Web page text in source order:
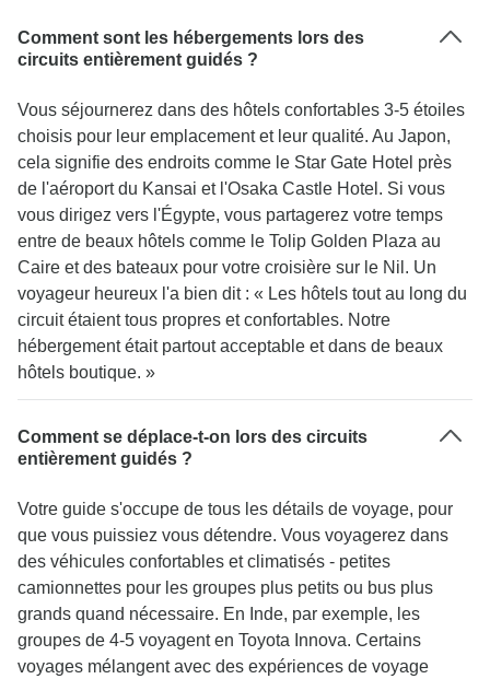
Comment sont les hébergements lors des
circuits entièrement guidés ?
Vous séjournerez dans des hôtels confortables 3-5 étoiles
choisis pour leur emplacement et leur qualité. Au Japon,
cela signifie des endroits comme le Star Gate Hotel près
de l'aéroport du Kansai et l'Osaka Castle Hotel. Si vous
vous dirigez vers l'Égypte, vous partagerez votre temps
entre de beaux hôtels comme le Tolip Golden Plaza au
Caire et des bateaux pour votre croisière sur le Nil. Un
voyageur heureux l'a bien dit : « Les hôtels tout au long du
circuit étaient tous propres et confortables. Notre
hébergement était partout acceptable et dans de beaux
hôtels boutique. »
Comment se déplace-t-on lors des circuits
entièrement guidés ?
Votre guide s'occupe de tous les détails de voyage, pour
que vous puissiez vous détendre. Vous voyagerez dans
des véhicules confortables et climatisés - petites
camionnettes pour les groupes plus petits ou bus plus
grands quand nécessaire. En Inde, par exemple, les
groupes de 4-5 voyagent en Toyota Innova. Certains
voyages mélangent avec des expériences de voyage